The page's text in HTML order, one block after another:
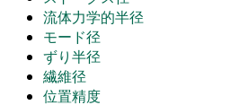
流体力学的半径
モード径
ずり半径
繊維径
位置精度